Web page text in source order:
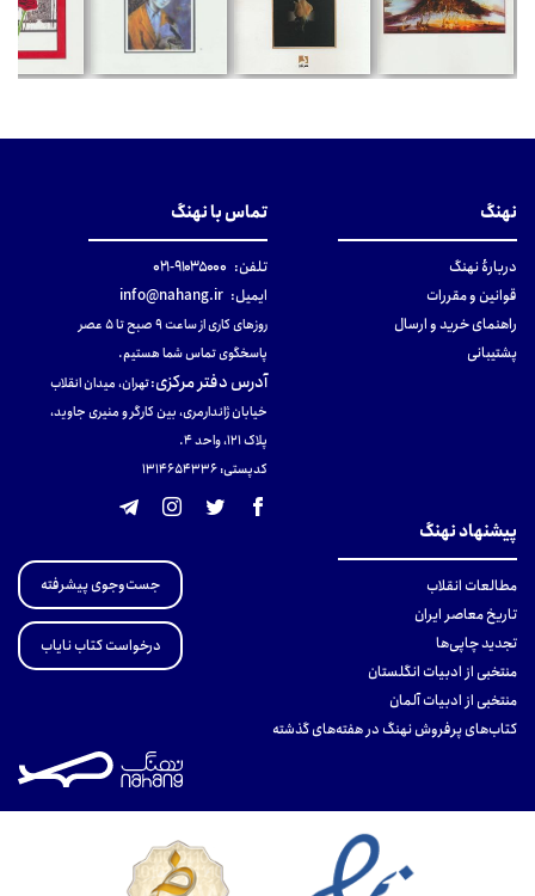
نهنگ
دربارهٔ نهنگ
قوانین و مقررات
راهنمای خرید و ارسال
پشتیبانی
تماس با نهنگ
تلفن: ۹۱۰۳۵۰۰۰-۰۲۱
ایمیل: info@nahang.ir
روزهای کاری از ساعت ۹ صبح تا ۵ عصر
پاسخگوی تماس شما هستیم.
آدرس دفتر مرکزی:تهران، میدان انقلاب
خیابان ژاندارمری، بین کارگر و منیری جاوید،
پلاک 121، واحد ۴.
کدپستی: 131465433۶
پیشنهاد نهنگ
مطالعات انقلاب
تاریخ معاصر ایران
تجدید چاپی‌ها
منتخبی از ادبیات انگلستان
منتخبی از ادبیات آلمان
کتاب‌های پرفروش نهنگ در هفته‌های گذشته
جست‌وجوی پیشرفته
درخواست کتاب نایاب